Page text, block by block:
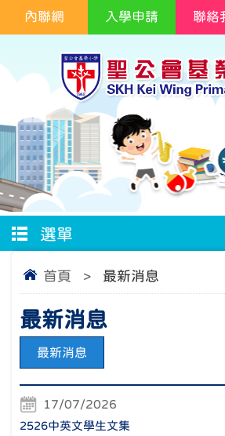
內聯網 入學申請 聯絡
選單
首頁 > 最新消息
最新消息
最新消息
17/07/2026
2526中英文學生文集